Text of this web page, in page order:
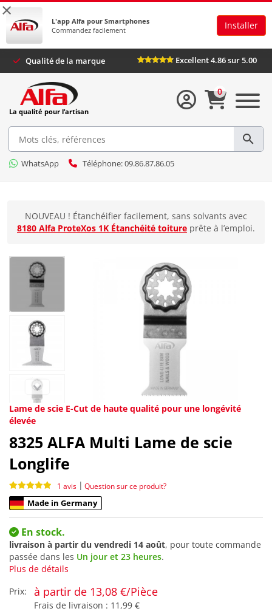
×
L'app Alfa pour Smartphones
Commandez facilement
Installer
Qualité de la marque Excellent 4.86 sur 5.00
La qualité pour l’artisan
WhatsApp Téléphone: 09.86.87.86.05
0
NOUVEAU ! Étanchéifier facilement, sans solvants avec
8180 Alfa ProteXos 1K Étanchéité toiture prête à l’emploi.
Lame de scie E-Cut de haute qualité pour une longévité
élevée
8325 ALFA Multi Lame de scie
Longlife
1 avis | Question sur ce produit?
Made in Germany
En stock.
livraison à partir du vendredi 14 août, pour toute commande
passée dans les Un jour et 23 heures.
Plus de détails
Prix:
à partir de 13,08 €/Pièce
Frais de livraison : 11,99 €